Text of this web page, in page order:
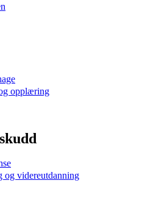
opplæring
og videreutdanning